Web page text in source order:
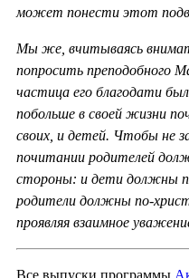
может понести этот
Мы же, вчитываясь
попросить преподобного
частица его благодати
побольше в своей жизни
своих, и детей. Чтобы не
почитании родителей
стороны: и дети должны
родители должны по-
проявляя взаимное
Все выпуски программы